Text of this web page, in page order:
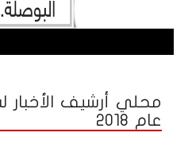
محلي أرشيف الأخبار
عام 2018